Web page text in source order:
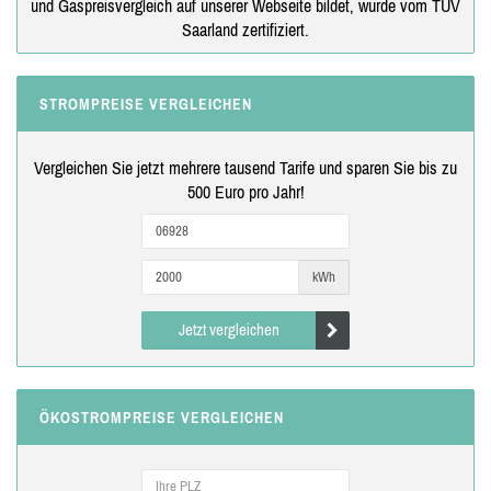
und Gaspreisvergleich auf unserer Webseite bildet, wurde vom TÜV
Saarland zertifiziert.
STROMPREISE VERGLEICHEN
Vergleichen Sie jetzt mehrere tausend Tarife und sparen Sie bis zu
500 Euro pro Jahr!
kWh
Jetzt vergleichen
ÖKOSTROMPREISE VERGLEICHEN